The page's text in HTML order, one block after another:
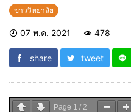
ข่าววิทยาลัย
07 พ.ค. 2021 478
share tweet
Page 1 / 2